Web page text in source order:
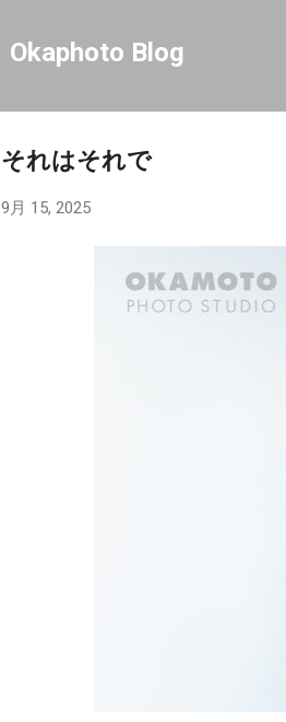
Okaphoto Blog
それはそれで
9月 15, 2025